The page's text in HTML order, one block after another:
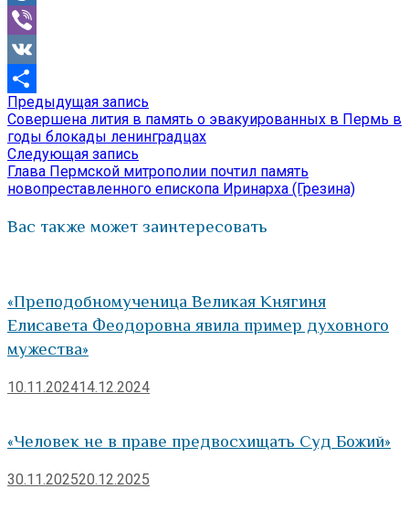
Mail.Ru
Viber
VK
Отправить
Навигация
по
записям
Предыдущая запись
запись:
Совершена лития в память о эвакуированных в Пермь в
годы блокады ленинградцах
Следующая запись
запись:
Глава Пермской митрополии почтил память
новопреставленного епископа Иринарха (Грезина)
Вас также может заинтересовать
«Преподобномученица Великая Княгиня
Елисавета Феодоровна явила пример духовного
мужества»
10.11.202414.12.2024
«Человек не в праве предвосхищать Суд Божий»
30.11.202520.12.2025